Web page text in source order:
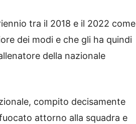
tra il 2018 e il 2022 come
dei modi e che gli ha quindi
della nazionale
compito decisamente
attorno alla squadra e